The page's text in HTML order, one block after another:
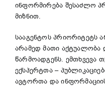
ინფორმირება შესაძლო
მიზნით.
სააგენტოს პრიორიტეტს
არამედ მათი აქტუალობა
წარმოადგენს. ემთხვევა
ექსპერტთა –
ავტორთა და